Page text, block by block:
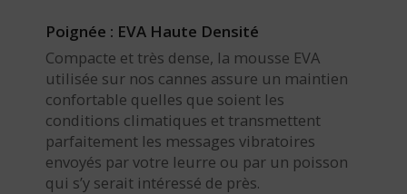
Poignée : EVA Haute Densité
Compacte et très dense, la mousse EVA
utilisée sur nos cannes assure un maintien
confortable quelles que soient les
conditions climatiques et transmettent
parfaitement les messages vibratoires
envoyés par votre leurre ou par un poisson
qui s’y serait intéressé de près.